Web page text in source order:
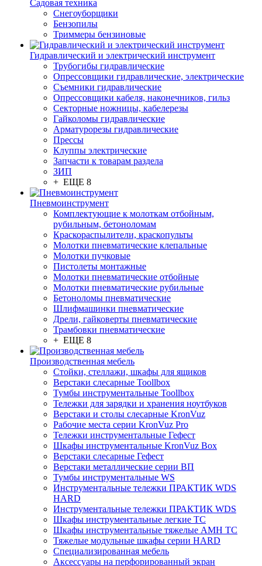
Садовая техника
Снегоуборщики
Бензопилы
Триммеры бензиновые
Гидравлический и электрический инструмент
Трубогибы гидравлические
Опрессовщики гидравлические, электрические
Съемники гидравлические
Опрессовщики кабеля, наконечников, гильз
Секторные ножницы, кабелерезы
Гайколомы гидравлические
Арматурорезы гидравлические
Прессы
Клуппы электрические
Запчасти к товарам раздела
ЗИП
+ ЕЩЕ 8
Пневмоинструмент
Комплектующие к молоткам отбойным,
рубильным, бетоноломам
Краскораспылители, краскопульты
Молотки пневматические клепальные
Молотки пучковые
Пистолеты монтажные
Молотки пневматические отбойные
Молотки пневматические рубильные
Бетоноломы пневматические
Шлифмашинки пневматические
Дрели, гайковерты пневматические
Трамбовки пневматические
+ ЕЩЕ 8
Производственная мебель
Стойки, стеллажи, шкафы для ящиков
Верстаки слесарные Toollbox
Тумбы инструментальные Toollbox
Тележки для зарядки и хранения ноутбуков
Верстаки и столы слесарные KronVuz
Рабочие места серии KronVuz Pro
Тележки инструментальные Гефест
Шкафы инструментальные KronVuz Box
Верстаки слесарные Гефест
Верстаки металлические серии ВП
Тумбы инструментальные WS
Инструментальные тележки ПРАКТИК WDS
HARD
Инструментальные тележки ПРАКТИК WDS
Шкафы инструментальные легкие ТС
Шкафы инструментальные тяжелые AMH TC
Тяжелые модульные шкафы серии HARD
Cпециализированная мебель
Аксессуары на перфорированный экран